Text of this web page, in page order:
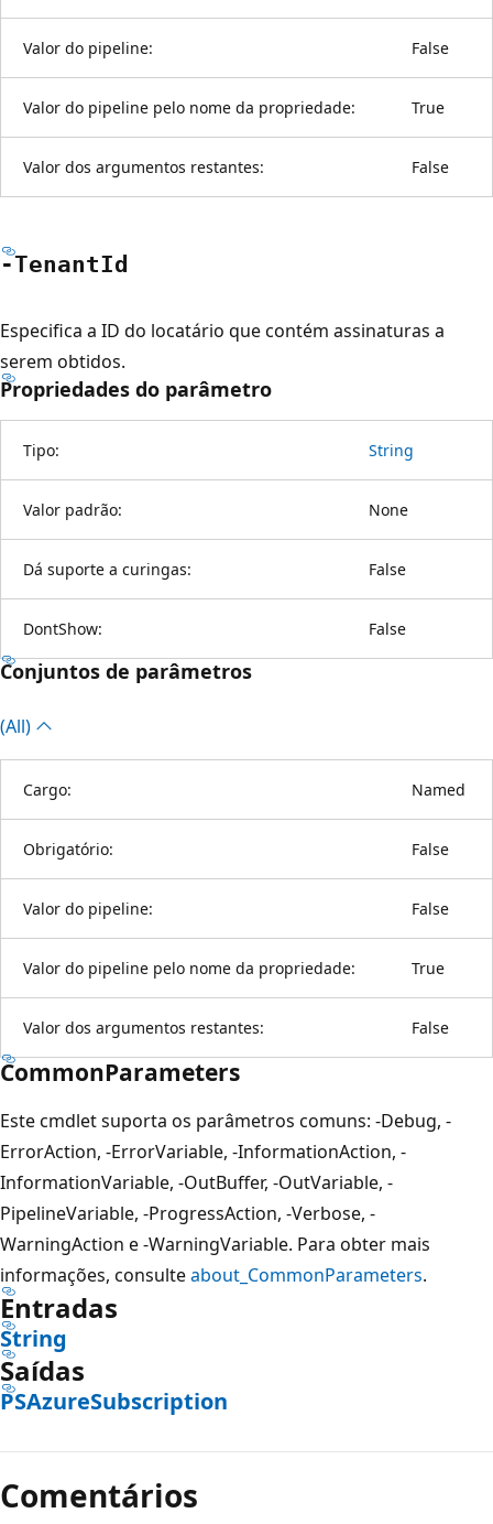
Valor do pipeline: False
Valor do pipeline pelo nome da propriedade: True
Valor dos argumentos restantes: False
-TenantId
Especifica a ID do locatário que contém assinaturas a
serem obtidos.
Propriedades do parâmetro
Tipo: String
Valor padrão: None
Dá suporte a curingas: False
DontShow: False
Conjuntos de parâmetros
(All)
Cargo: Named
Obrigatório: False
Valor do pipeline: False
Valor do pipeline pelo nome da propriedade: True
Valor dos argumentos restantes: False
CommonParameters
Este cmdlet suporta os parâmetros comuns: -Debug, -
ErrorAction, -ErrorVariable, -InformationAction, -
InformationVariable, -OutBuffer, -OutVariable, -
PipelineVariable, -ProgressAction, -Verbose, -
WarningAction e -WarningVariable. Para obter mais
informações, consulteabout_CommonParameters.
Entradas
String
Saídas
PSAzureSubscription
Comentários